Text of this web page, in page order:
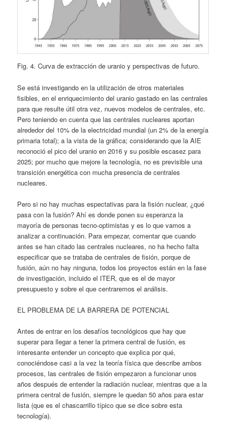
Fig. 4. Curva de extracción de uranio y perspectivas de futuro.
Se está investigando en la utilización de otros materiales
fisibles, en el enriquecimiento del uranio gastado en las centrales
para que resulte útil otra vez, nuevos modelos de centrales, etc.
Pero teniendo en cuenta que las centrales nucleares aportan
alrededor del 10% de la electricidad mundial (un 2% de la energía
primaria total); a la vista de la gráfica; considerando que la AIE
reconoció el pico del uranio en 2016 y su posible escasez para
2025; por mucho que mejore la tecnología, no es previsible una
transición energética con mucha presencia de centrales
nucleares.
Pero si no hay muchas espectativas para la fisión nuclear, ¿qué
pasa con la fusión? Ahí es donde ponen su esperanza la
mayoría de personas tecno-optimistas y es lo que vamos a
analizar a continuación. Para empezar, comentar que cuando
antes se han citado las centrales nucleares, no ha hecho falta
especificar que se trataba de centrales de fisión, porque de
fusión, aún no hay ninguna, todos los proyectos están en la fase
de investigación, incluido el ITER, que es el de mayor
presupuesto y sobre el que centraremos el análisis.
EL PROBLEMA DE LA BARRERA DE POTENCIAL
Antes de entrar en los desafíos tecnológicos que hay que
superar para llegar a tener la primera central de fusión, es
interesante entender un concepto que explica por qué,
conociéndose casi a la vez la teoría física que describe ambos
procesos, las centrales de fisión empezaron a funcionar unos
años después de entender la radiación nuclear, mientras que a la
primera central de fusión, siempre le quedan 50 años para estar
lista (que es el chascarrillo típico que se dice sobre esta
tecnología).